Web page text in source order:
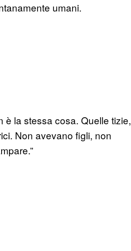
umani.
è la stessa cosa. Quelle tizie,
Non avevano figli, non